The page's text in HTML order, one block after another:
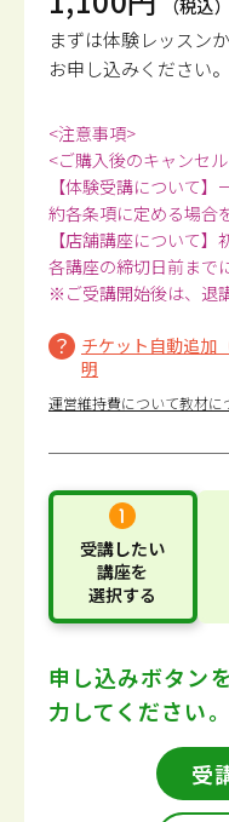
（税込）
まずは体験レッスン
お申し込みください。
<注意事項>
<ご購入後のキャンセ
【体験受講について
約各条項に定める場合
【店舗講座について
各講座の締切日前まで
※ご受講開始後は、退
チケット自動追加
明
運営維持費について教材に
受講したい
講座を
選択する
申し込みボタン
力してください。
受